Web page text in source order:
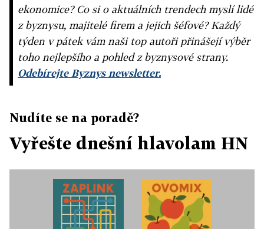
ekonomice? Co si o aktuálních trendech myslí lidé
z byznysu, majitelé firem a jejich šéfové? Každý
týden v pátek vám naši top autoři přinášejí výběr
toho nejlepšího a pohled z byznysové strany.
Odebírejte Byznys newsletter.
Nudíte se na poradě?
Vyřešte dnešní hlavolam HN